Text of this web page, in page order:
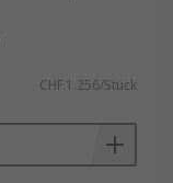
CHF.1.256/Stück